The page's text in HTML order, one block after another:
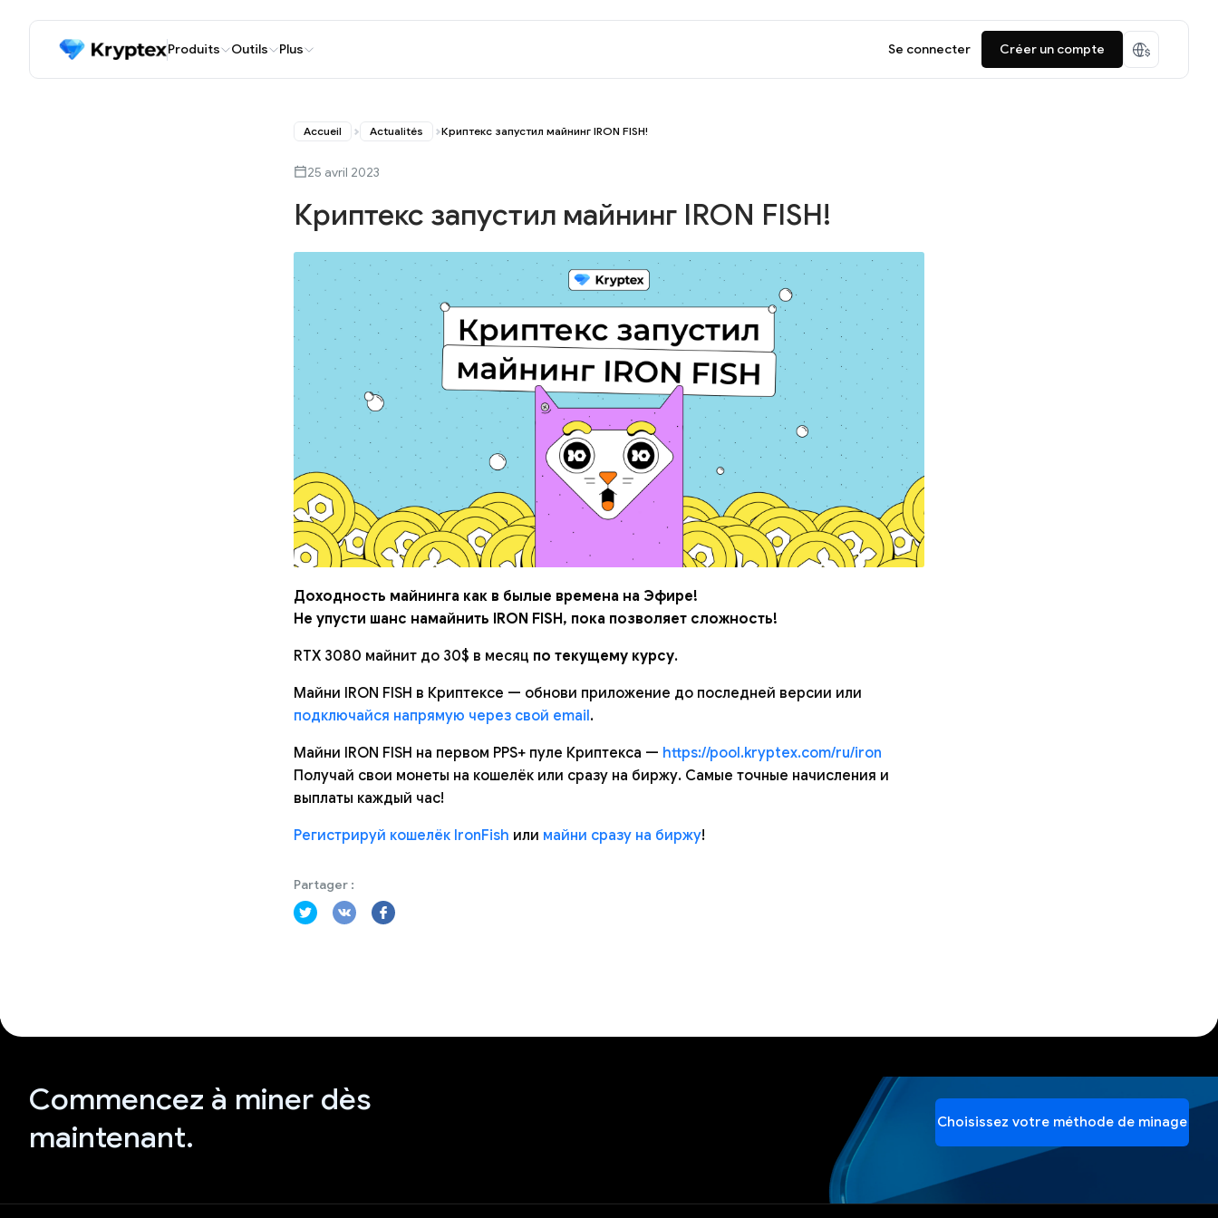
Produits Outils Plus Se connecter Créer un compte
Accueil Actualités Криптекс запустил майнинг IRON FISH!
25 avril 2023
Криптекс запустил майнинг IRON FISH!
Доходность майнинга как в былые времена на Эфире!
Не упусти шанс намайнить IRON FISH, пока позволяет сложность!
RTX 3080 майнит до 30$ в месяц по текущему курсу.
Майни IRON FISH в Криптексе — обнови приложение до последней версии или
подключайся напрямую через свой email.
Майни IRON FISH на первом PPS+ пуле Криптекса — https://pool.kryptex.com/ru/iron
Получай свои монеты на кошелёк или сразу на биржу. Самые точные начисления и
выплаты каждый час!
Регистрируй кошелёк IronFish или майни сразу на биржу!
Partager :
Commencez à miner dès
maintenant.
Choisissez votre méthode de minage